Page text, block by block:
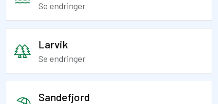
Se endringer
Larvik
Se endringer
Sandefjord